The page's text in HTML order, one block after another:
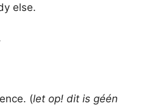
else.
(let op! dit is géén